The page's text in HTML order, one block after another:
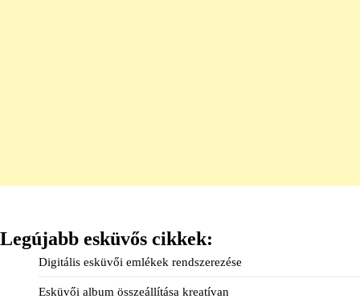
Legújabb esküvős cikkek:
Digitális esküvői emlékek rendszerezése
Esküvői album összeállítása kreatívan